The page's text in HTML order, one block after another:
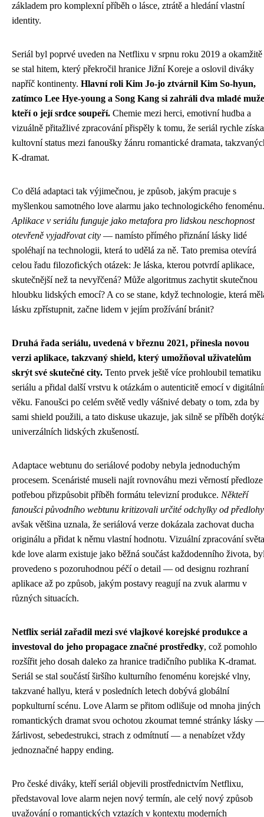
základem pro komplexní příběh o lásce, ztrátě a hledání vlastní
identity.
Seriál byl poprvé uveden na Netflixu v srpnu roku 2019 a okamžitě
se stal hitem, který překročil hranice Jižní Koreje a oslovil diváky
napříč kontinenty. Hlavní roli Kim Jo-jo ztvárnil Kim So-hyun,
zatímco Lee Hye-young a Song Kang si zahráli dva mladé
kteří o její srdce soupeří. Chemie mezi herci, emotivní hudba a
vizuálně přitažlivé zpracování přispěly k tomu, že seriál rychle
kultovní status mezi fanoušky žánru romantické dramata,
K-dramat.
Co dělá adaptaci tak výjimečnou, je způsob, jakým pracuje s
myšlenkou samotného love alarmu jako technologického fenoménu.
Aplikace v seriálu funguje jako metafora pro lidskou neschopnost
otevřeně vyjadřovat city — namísto přímého přiznání lásky lidé
spoléhají na technologii, která to udělá za ně. Tato premisa otevírá
celou řadu filozofických otázek: Je láska, kterou potvrdí aplikace,
skutečnější než ta nevyřčená? Může algoritmus zachytit skutečnou
hloubku lidských emocí? A co se stane, když technologie, která
lásku zpřístupnit, začne lidem v jejím prožívání bránit?
Druhá řada seriálu, uvedená v březnu 2021, přinesla novou
verzi aplikace, takzvaný shield, který umožňoval uživatelům
skrýt své skutečné city. Tento prvek ještě více prohloubil tematiku
seriálu a přidal další vrstvu k otázkám o autenticitě emocí v
věku. Fanoušci po celém světě vedly vášnivé debaty o tom, zda by
sami shield použili, a tato diskuse ukazuje, jak silně se příběh
univerzálních lidských zkušeností.
Adaptace webtunu do seriálové podoby nebyla jednoduchým
procesem. Scenáristé museli najít rovnováhu mezi věrností předloze
potřebou přizpůsobit příběh formátu televizní produkce. Někteří
fanoušci původního webtunu kritizovali určité odchylky od předlohy
avšak většina uznala, že seriálová verze dokázala zachovat ducha
originálu a přidat k němu vlastní hodnotu. Vizuální zpracování
kde love alarm existuje jako běžná součást každodenního života,
provedeno s pozoruhodnou péčí o detail — od designu rozhraní
aplikace až po způsob, jakým postavy reagují na zvuk alarmu v
různých situacích.
Netflix seriál zařadil mezi své vlajkové korejské produkce a
investoval do jeho propagace značné prostředky, což pomohlo
rozšířit jeho dosah daleko za hranice tradičního publika K-dramat.
Seriál se stal součástí širšího kulturního fenoménu korejské vlny,
takzvané hallyu, která v posledních letech dobývá globální
popkulturní scénu. Love Alarm se přitom odlišuje od mnoha jiných
romantických dramat svou ochotou zkoumat temné stránky lásky —
žárlivost, sebedestrukci, strach z odmítnutí — a nenabízet vždy
jednoznačné happy ending.
Pro české diváky, kteří seriál objevili prostřednictvím Netflixu,
představoval love alarm nejen nový termín, ale celý nový způsob
uvažování o romantických vztazích v kontextu moderních